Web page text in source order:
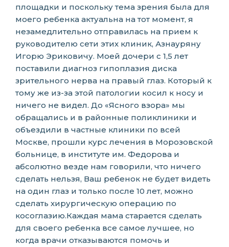
площадки и поскольку тема зрения была для
моего ребенка актуальна на тот момент, я
незамедлительно отправилась на прием к
руководителю сети этих клиник, Азнауряну
Игорю Эриковичу. Моей дочери с 1,5 лет
поставили диагноз гипоплазия диска
зрительного нерва на правый глаз. Который к
тому же из-за этой патологии косил к носу и
ничего не видел. До «Ясного взора» мы
обращались и в районные поликлиники и
объездили в частные клиники по всей
Москве, прошли курс лечения в Морозовской
больнице, в институте им. Федорова и
абсолютно везде нам говорили, что ничего
сделать нельзя, Ваш ребенок не будет видеть
на один глаз и только после 10 лет, можно
сделать хирургическую операцию по
косоглазию.Каждая мама старается сделать
для своего ребенка все самое лучшее, но
когда врачи отказываются помочь и